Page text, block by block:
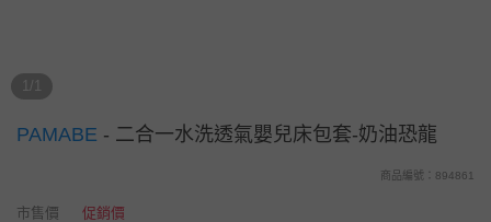
1/1
PAMABE - 二合一水洗透氣嬰兒床包套-奶油恐龍
商品編號：894861
市售價 促銷價